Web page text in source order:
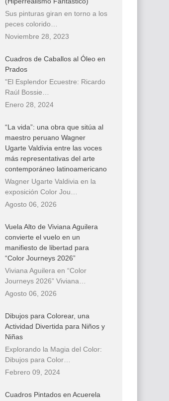
Sus pinturas giran en torno a los
peces colorido…
Noviembre 28, 2023
Cuadros de Caballos al Óleo en
Prados
"El Esplendor Ecuestre: Ricardo
Raúl Bossie…
Enero 28, 2024
“La vida”: una obra que sitúa al
maestro peruano Wagner
Ugarte Valdivia entre las voces
más representativas del arte
contemporáneo latinoamericano
Wagner Ugarte Valdivia en la
exposición Color Jou…
Agosto 06, 2026
Vuela Alto de Viviana Aguilera
convierte el vuelo en un
manifiesto de libertad para
“Color Journeys 2026”
Viviana Aguilera en “Color
Journeys 2026” Viviana…
Agosto 06, 2026
Dibujos para Colorear, una
Actividad Divertida para Niños y
Niñas
Explorando la Magia del Color:
Dibujos para Color…
Febrero 09, 2024
Cuadros Pintados en Acuerela